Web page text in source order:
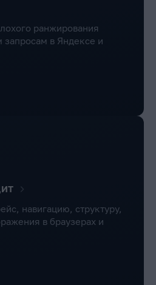
ранжирования
запросам в Яндексе и
навигацию, структуру,
в браузерах и